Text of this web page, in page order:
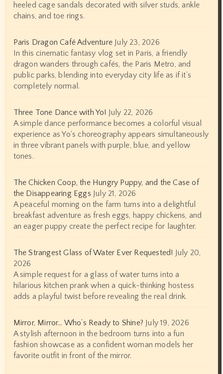
heeled cage sandals decorated with silver studs, ankle
chains, and toe rings.
Paris Dragon Café Adventure July 23, 2026
In this cinematic fantasy vlog set in Paris, a friendly
dragon wanders through cafés, the Paris Metro, and
public parks, blending into everyday city life as if it’s
completely normal.
Three Tone Dance with Yo! July 22, 2026
A simple dance performance becomes a colorful visual
experience as Yo's choreography appears simultaneously
in three vibrant panels with purple, blue, and yellow
tones.
The Chicken Coop, the Hungry Puppy, and the Case of
the Disappearing Eggs July 21, 2026
A peaceful morning on the farm turns into a delightful
breakfast adventure as fresh eggs, happy chickens, and
an eager puppy create the perfect recipe for laughter.
The Strangest Glass of Water Ever Requested! July 20,
2026
A simple request for a glass of water turns into a
hilarious kitchen prank when a quick-thinking hostess
adds a playful twist before revealing the real drink.
Mirror, Mirror… Who’s Ready to Shine? July 19, 2026
A stylish afternoon in the bedroom turns into a fun
fashion showcase as a confident woman models her
favorite outfit in front of the mirror.